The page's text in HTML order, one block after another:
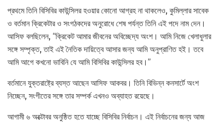
প্রথমে তিনি বিসিবির কাউন্সিলর হওয়ার কোনো আগ্রহ না থাকলেও, কুমিল্লার সাবেক
ও বর্তমান ক্রিকেটার ও সংগঠকদের অনুরোধে শেষ পর্যন্ত তিনি এই পদে নাম দেন।
আসিফ বলছিলেন, “ক্রিকেট আমার জীবনের অবিচ্ছেদ্য অংশ। আমি নিজে খেলাধুলার
সঙ্গে সম্পৃক্ত, তাই এই নৈতিক দায়িত্বে আসার জন্য আমি অনুপ্রাণিত হই। তবে
আমি আগে কখনো ভাবিনি যে আমি বিসিবির কাউন্সিলর হব।”
বর্তমানে যুক্তরাষ্ট্রে ব্যস্ত আছেন আসিফ আকবর। তিনি বিভিন্ন কনসার্টে অংশ
নিচ্ছেন, সংগীতের সঙ্গে তার সম্পর্ক এখনও অব্যাহত রয়েছে।
আগামী ৬ অক্টোবর অনুষ্ঠিত হতে যাচ্ছে বিসিবির নির্বাচন। এই নির্বাচনের জন্য আজ